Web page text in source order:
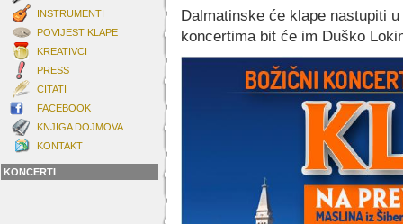
INSTRUMENTI
POVIJEST KLAPE
KREATIVCI
PRESS
CITATI
FACEBOOK
KNJIGA DOJMOVA
KONTAKT
KONCERTI
Dalmatinske će klape nastupiti
koncertima bit će im Duško